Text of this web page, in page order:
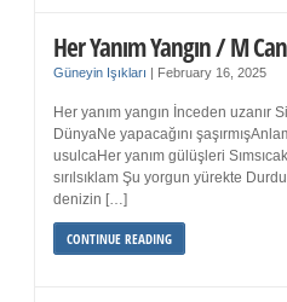
Her Yanım Yangın / M
Güneyin Işıkları February 16, 2025
Her yanım yangın İnceden uzanır
DünyaNe yapacağını
usulcaHer yanım gülüşleri
sırılsıklam Şu yorgun yürekte
denizin […]
CONTINUE READING